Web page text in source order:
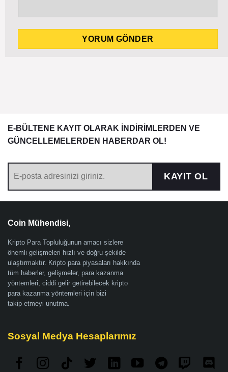
E-BÜLTENE KAYIT OLARAK İNDİRİMLERDEN VE
GÜNCELLEMELERDEN HABERDAR OL!
KAYIT OL
Coin Mühendisi,
Kripto Para Topluluğunun amacı sizlere
önemli gelişmeleri hızlı ve doğru şekilde
ulaştırmaktır. Kripto para piyasaları hakkında
tüm haberler, gelişmeler, para kazanma
yöntemleri, ciddi gelir getirebilecek kripto
para kazanma yöntemleri için bizi
takip etmeyi unutma.
Sosyal Medya Hesaplarımız